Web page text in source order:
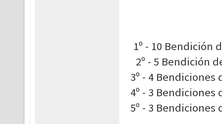
1º - 10 Bendición
2º - 5 Bendición
3º - 4 Bendiciones
4º - 3 Bendiciones
5º - 3 Bendiciones